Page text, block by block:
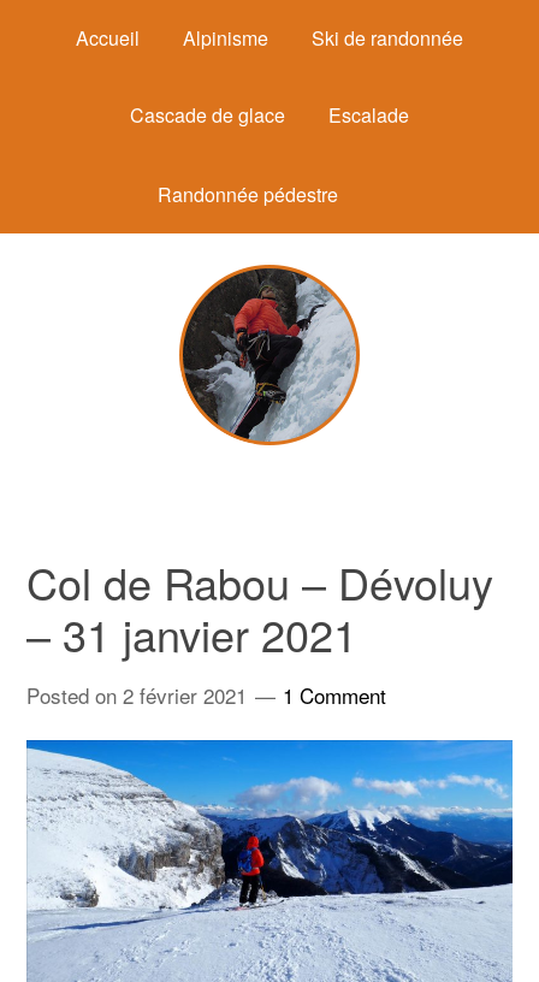
Accueil Alpinisme Ski de randonnée
Cascade de glace Escalade
Randonnée pédestre
Col de Rabou – Dévoluy
– 31 janvier 2021
Posted on2 février 2021 1 Comment